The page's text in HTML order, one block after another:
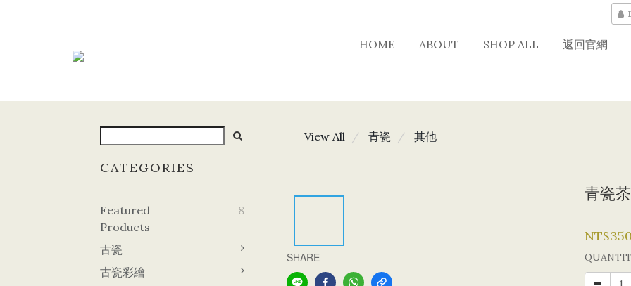
HOME ABOUT SHOP ALL 返回官網
CATEGORIES
Featured
Products
8
古瓷
古瓷彩繪
View All 青瓷 其他
SHARE
青瓷
NT$350